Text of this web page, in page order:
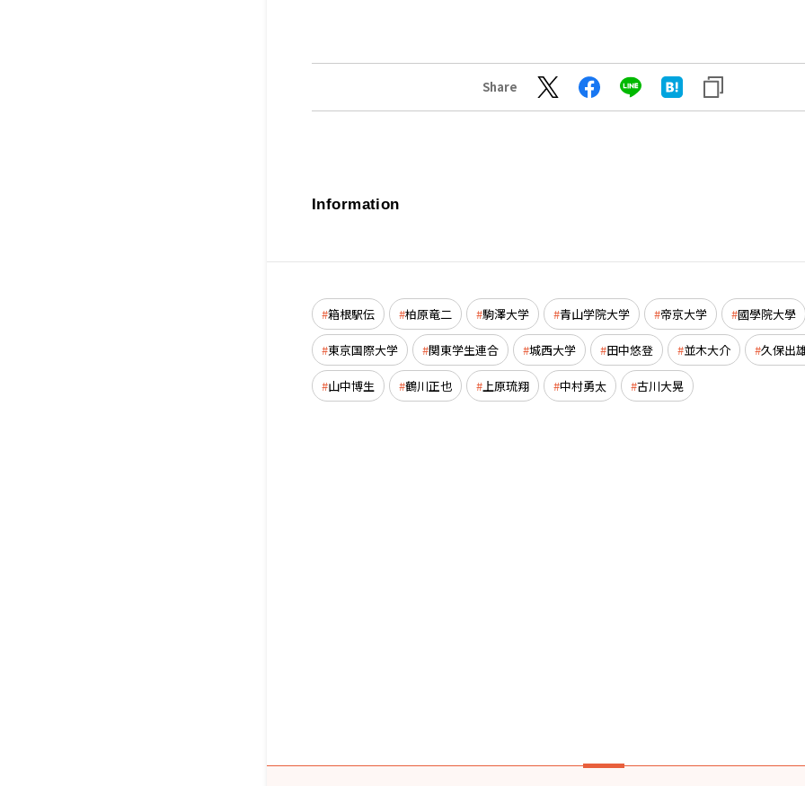
Share
Information
箱根駅伝 柏原竜二 駒澤大学 青山学院大学 帝京大学 國學院大學
東京国際大学 関東学生連合 城西大学 田中悠登 並木大介 久保出
山中博生 鶴川正也 上原琉翔 中村勇太 古川大晃